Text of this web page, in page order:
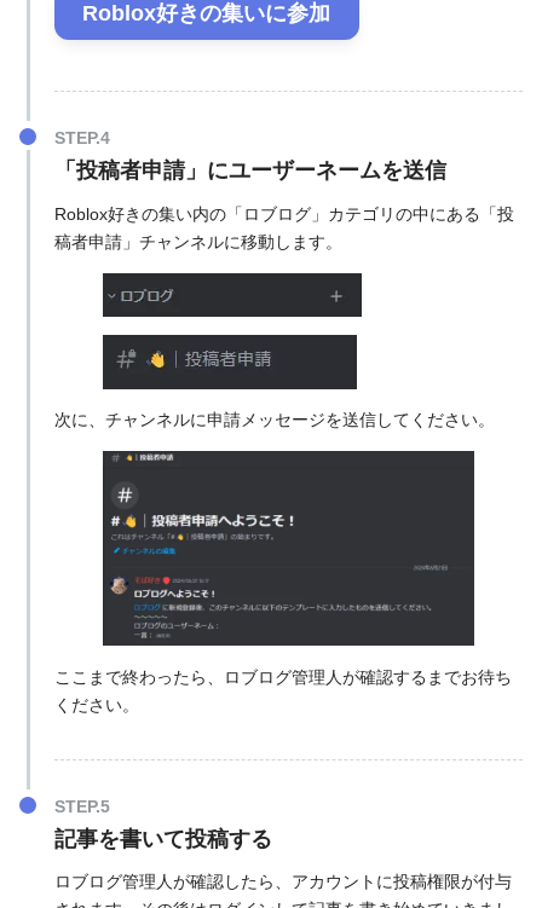
Roblox好きの集いに参加
「投稿者申請」にユーザーネームを送信
Roblox好きの集い内の「ロブログ」カテゴリの中にある「投
稿者申請」チャンネルに移動します。
次に、チャンネルに申請メッセージを送信してください。
ここまで終わったら、ロブログ管理人が確認するまでお待ち
ください。
記事を書いて投稿する
ロブログ管理人が確認したら、アカウントに投稿権限が付与